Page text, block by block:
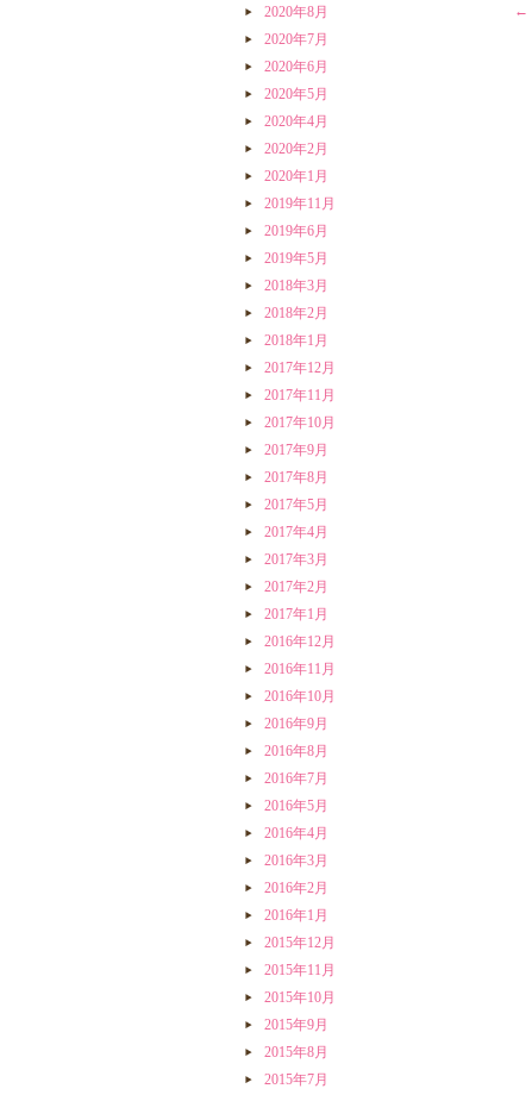
2020年8月
2020年7月
2020年6月
2020年5月
2020年4月
2020年2月
2020年1月
2019年11月
2019年6月
2019年5月
2018年3月
2018年2月
2018年1月
2017年12月
2017年11月
2017年10月
2017年9月
2017年8月
2017年5月
2017年4月
2017年3月
2017年2月
2017年1月
2016年12月
2016年11月
2016年10月
2016年9月
2016年8月
2016年7月
2016年5月
2016年4月
2016年3月
2016年2月
2016年1月
2015年12月
2015年11月
2015年10月
2015年9月
2015年8月
2015年7月
←